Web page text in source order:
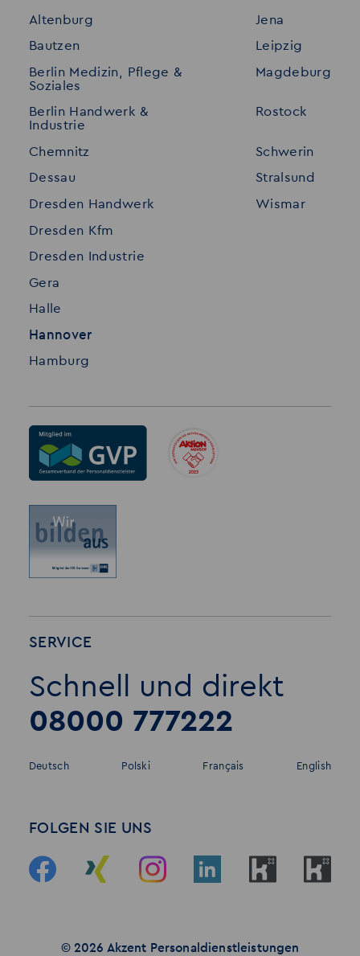
Stellenangebote
Initiativ bewerben
Merkzettel
Standorte
Referenzen
Interne Jobs
Datenschutz
Impressum
Altenburg
Bautzen
Berlin Medizin, Pflege &
Soziales
Berlin Handwerk &
Industrie
Chemnitz
Dessau
Dresden Handwerk
Dresden Kfm
Dresden Industrie
Gera
Halle
Hannover
Hamburg
Jena
Leipzig
Magdeburg
Rostock
Schwerin
Stralsund
Wismar
SERVICE
Schnell und direkt
08000 777222
Deutsch Polski Français English
FOLGEN SIE UNS
© 2026 Akzent Personaldienstleistungen